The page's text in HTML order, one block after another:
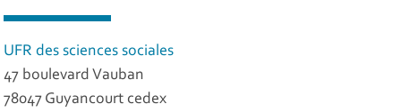
UFR des sciences sociales
47 boulevard Vauban
78047 Guyancourt cedex